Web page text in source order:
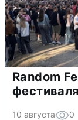
Random
фестиваля
10 августа 0